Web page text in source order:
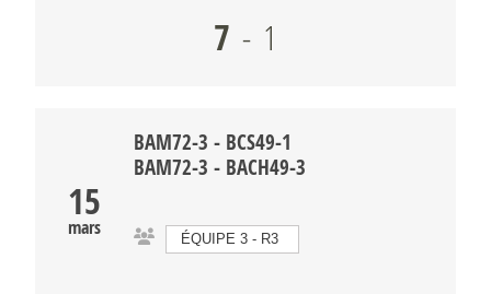
7 - 1
15
mars
BAM72-3 - BCS49-1
BAM72-3 - BACH49-3
ÉQUIPE 3 - R3